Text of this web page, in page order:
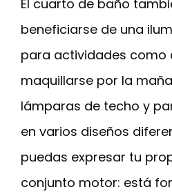
El cuarto de baño
beneficiarse de una
para actividades como
maquillarse por la
lámparas de techo y
en varios diseños
puedas expresar tu
conjunto motor: está